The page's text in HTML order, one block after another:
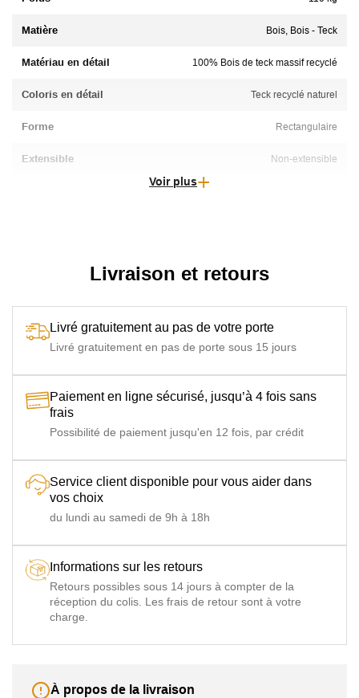
Matière Bois, Bois - Teck
Matériau en détail 100% Bois de teck massif recyclé
Coloris en détail Teck recyclé naturel
Forme Rectangulaire
Extensible Non-extensible
Voir plus
Livraison et retours
Livré gratuitement au pas de votre porte
Livré gratuitement en pas de porte sous 15 jours
Paiement en ligne sécurisé, jusqu’à 4 fois sans
frais
Possibilité de paiement jusqu'en 12 fois, par crédit
Service client disponible pour vous aider dans
vos choix
du lundi au samedi de 9h à 18h
Informations sur les retours
Retours possibles sous 14 jours à compter de la
réception du colis. Les frais de retour sont à votre
charge.
À propos de la livraison